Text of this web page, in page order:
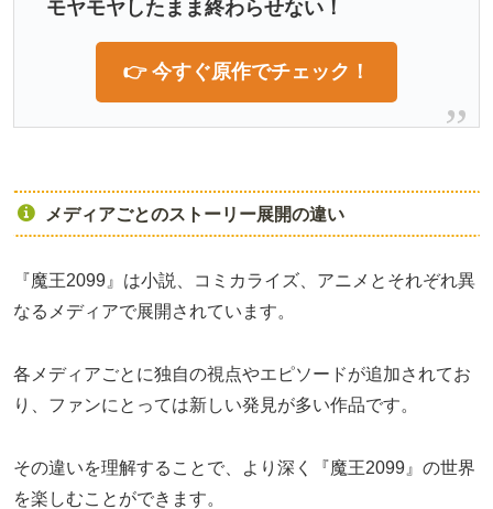
モヤモヤしたまま終わらせない！
👉 今すぐ原作でチェック！
メディアごとのストーリー展開の違い
『魔王2099』は小説、コミカライズ、アニメとそれぞれ異
なるメディアで展開されています。
各メディアごとに独自の視点やエピソードが追加されてお
り、ファンにとっては新しい発見が多い作品です。
その違いを理解することで、より深く『魔王2099』の世界
を楽しむことができます。